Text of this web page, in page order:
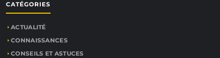
CATÉGORIES
ACTUALITÉ
CONNAISSANCES
CONSEILS ET ASTUCES